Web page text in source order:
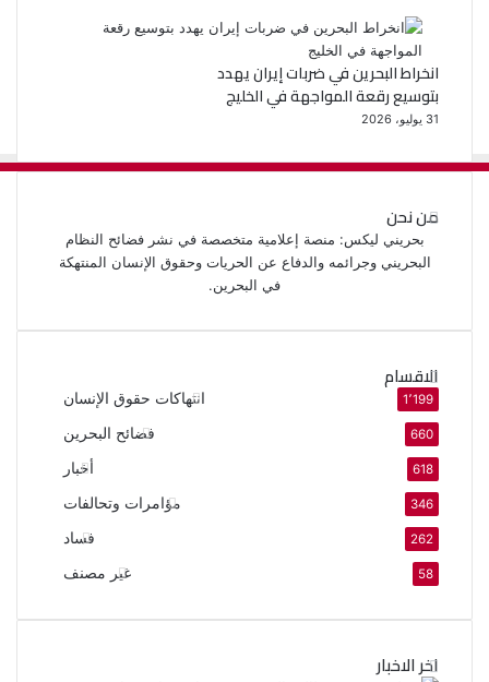
انخراط البحرين في ضربات إيران يهدد
بتوسيع رقعة المواجهة في الخليج
31 يوليو، 2026
من نحن
بحريني ليكس: منصة إعلامية متخصصة في نشر فضائح النظام
البحريني وجرائمه والدفاع عن الحريات وحقوق الإنسان المنتهكة
في البحرين.
الاقسام
انتهاكات حقوق الإنسان 1٬199
فضائح البحرين 660
أخبار 618
مؤامرات وتحالفات 346
فساد 262
غير مصنف 58
اخر الاخبار